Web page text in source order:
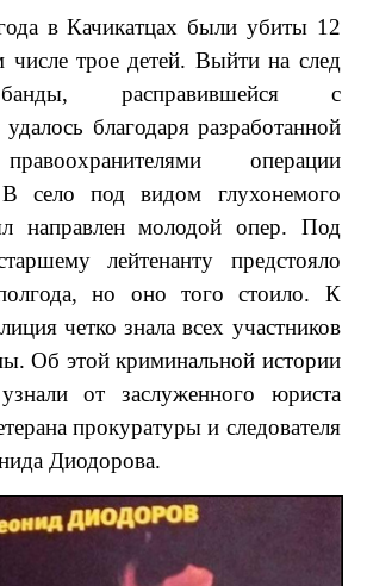
в Качикатцах были убиты 12
числе трое детей. Выйти на след
расправившейся с
благодаря разработанной
операции
село под видом глухонемого
направлен молодой опер. Под
лейтенанту предстояло
но оно того стоило. К
четко знала всех участников
Об этой криминальной истории
от заслуженного юриста
прокуратуры и следователя
Диодорова.